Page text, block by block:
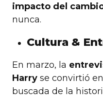
impacto del
nunca.
Cultura &
En marzo, la
Harry se convirtió
buscada de la